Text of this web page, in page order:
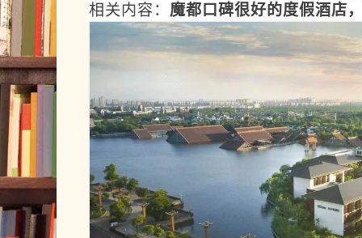
相关内容： 魔都口碑很好的度假酒店